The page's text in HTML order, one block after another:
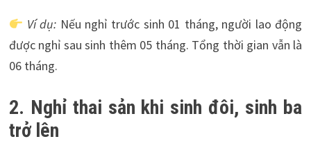
Ví dụ: Nếu nghỉ trước sinh 01 tháng, người lao động
được nghỉ sau sinh thêm 05 tháng. Tổng thời gian vẫn là
06 tháng.
2. Nghỉ thai sản khi sinh đôi, sinh ba
trở lên